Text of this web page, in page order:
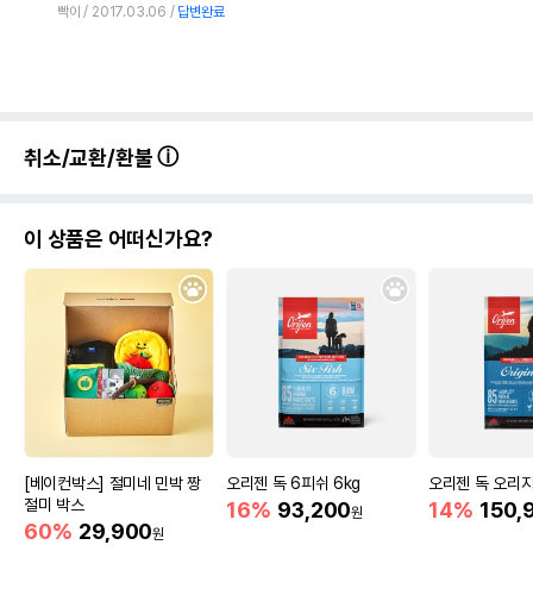
빡이 2017.03.06 답변완료
취소/교환/환불
이 상품은 어떠신가요?
[베이컨박스] 절미네 민박 짱
절미 박스
60% 29,900원
오리젠 독 6피쉬 6kg
16% 93,200원
오리젠 독 오리
14%